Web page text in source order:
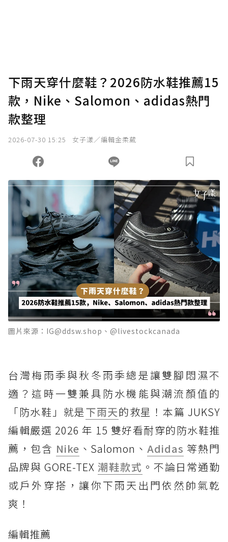
下雨天穿什麼鞋？2026防水鞋推薦15
款，Nike、Salomon、adidas熱門
款整理
2026-07-30 15:25 女子漾／編輯金柔葳
圖片來源：IG@ddsw.shop、@livestockcanada
台灣梅雨季與秋冬雨季總是讓雙腳悶濕不
適？這時一雙兼具防水機能與潮流顏值的
「防水鞋」就是下雨天的救星！本篇 JUKSY
編輯嚴選 2026 年 15 雙好看耐穿的防水鞋推
薦，包含 Nike 、Salomon、Adidas 等熱門
品牌與 GORE-TEX 潮鞋款式 。不論日常通勤
或戶外穿搭，讓你下雨天出門依然帥氣乾
爽！
編輯推薦